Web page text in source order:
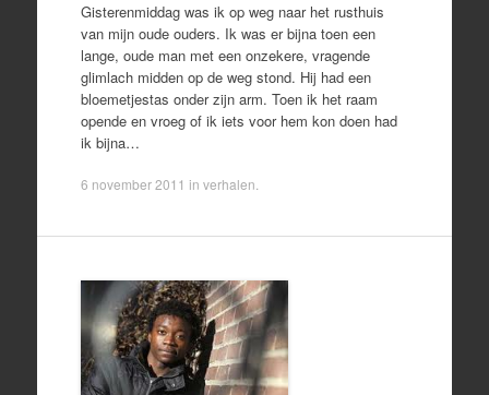
Gisterenmiddag was ik op weg naar het rusthuis
van mijn oude ouders. Ik was er bijna toen een
lange, oude man met een onzekere, vragende
glimlach midden op de weg stond. Hij had een
bloemetjestas onder zijn arm. Toen ik het raam
opende en vroeg of ik iets voor hem kon doen had
ik bijna…
6 november 2011 in verhalen